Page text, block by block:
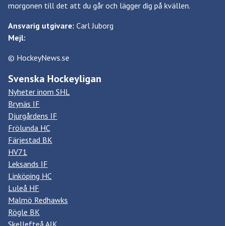
morgonen till det att du går och lägger dig på kvällen.
Ansvarig utgivare: Carl Juborg
Mejl:
© HockeyNews.se
Svenska Hockeyligan
Nyheter inom SHL
Brynäs IF
Djurgårdens IF
Frölunda HC
Färjestad BK
HV71
Leksands IF
Linköping HC
Luleå HF
Malmö Redhawks
Rögle BK